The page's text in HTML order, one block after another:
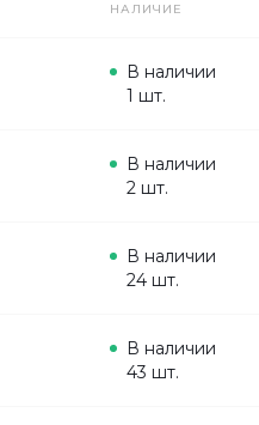
НАЛИЧИЕ
В наличии
1 шт.
В наличии
2 шт.
В наличии
24 шт.
В наличии
43 шт.